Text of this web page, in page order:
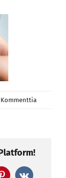
Kommenttia